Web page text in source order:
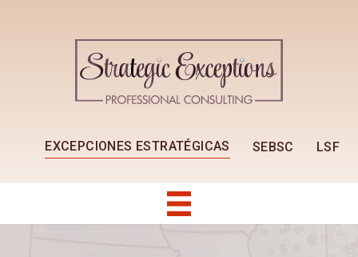
EXCEPCIONES ESTRATÉGICAS SEBSC LSF